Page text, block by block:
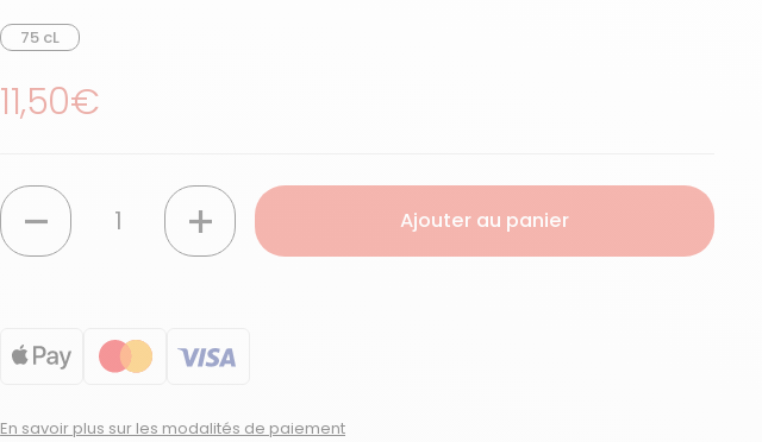
75 cL
Prix régulier
11,50€
Quantité
Ajouter au panier
En savoir plus sur les modalités de paiement